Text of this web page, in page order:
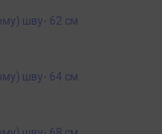
шву- 62 см
шву- 64 см